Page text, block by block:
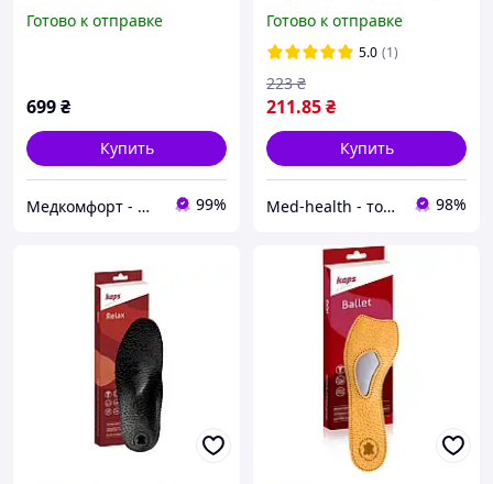
Готово к отправке
699₴
Купить
Медкомфорт - Маркет здоровья 99%
Готово к отправке
5.0 (1)
211.85₴
223 ₴
Купить
Мed-health - товары для красоты и здоровья 98%